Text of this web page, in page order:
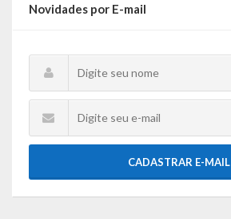
Novidades por E-mail
CADASTRAR E-MAIL